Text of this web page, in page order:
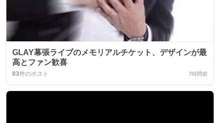
GLAY幕張ライブのメモリアルチケット、デザインが最
高とファン歓喜
83件のポスト 7時間前